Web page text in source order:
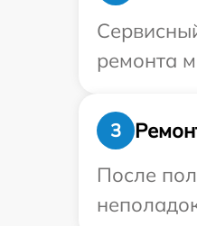
ремонта
3
После